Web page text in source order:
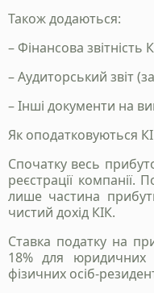
Також додаються:
– Фінансова звітність
– Аудиторський звіт
– Інші документи на
Як оподатковуються
Спочатку весь
реєстрації компанії.
лише частина
чистий дохід КІК.
Ставка податку на
18% для юридичних
фізичних осіб-